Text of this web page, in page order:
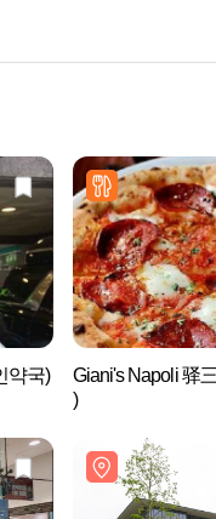
약국)
Giani's Napoli 驿
)